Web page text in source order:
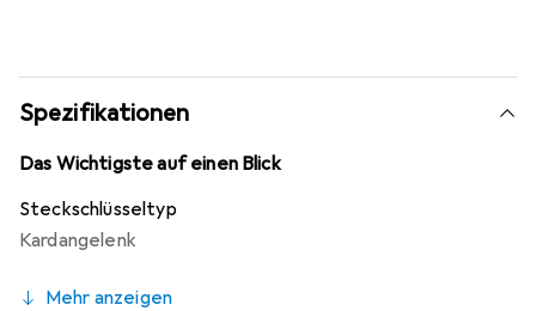
Spezifikationen
Das Wichtigste auf einen Blick
Steckschlüsseltyp
Kardangelenk
Mehr anzeigen